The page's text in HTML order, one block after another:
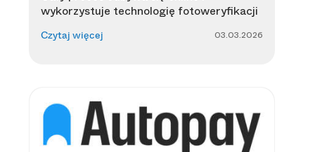
wykorzystuje technologię fotoweryfikacji
Czytaj więcej 03.03.2026